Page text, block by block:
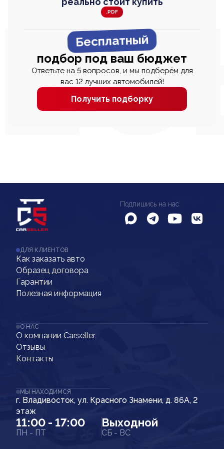
.PDF
Бесплатный
подбор под ваш бюджет
Ответьте на 5 вопросов, и мы подберём для
вас 12 лучших автомобилей!
Получить подборку
Подпишись на нас
ДЛЯ КЛИЕНТОВ
Как заказать авто
Образец договора
Гарантии
Полезная информация
О НАС
О компании Carseller
Отзывы
Контакты
МЫ НАХОДИМСЯ
г. Владивосток, ул. Красного Знамени, д. 86А, 2
этаж
11:00 - 17:00
ПН - ПТ
Выходной
СБ - ВС